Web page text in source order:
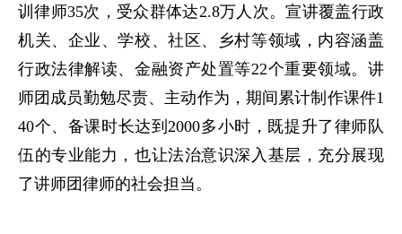
训律师35次，受众群体达2.8万人次。宣讲覆盖行政
机关、企业、学校、社区、乡村等领域，内容涵盖
行政法律解读、金融资产处置等22个重要领域。讲
师团成员勤勉尽责、主动作为，期间累计制作课件1
40个、备课时长达到2000多小时，既提升了律师队
伍的专业能力，也让法治意识深入基层，充分展现
了讲师团律师的社会担当。